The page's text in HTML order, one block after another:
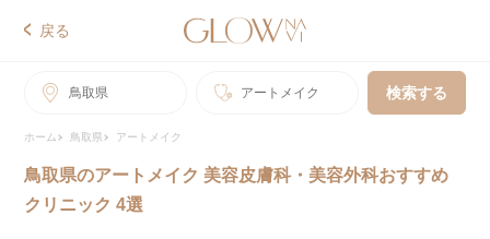
戻る
鳥取県 アートメイク 検索する
ホーム 鳥取県 アートメイク
鳥取県のアートメイク 美容皮膚科・美容外科おすすめ
クリニック 4選